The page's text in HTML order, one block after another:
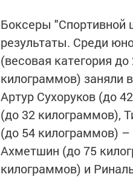
Боксеры "Спортивной
результаты. Среди
(весовая категория
килограммов) заняли
Артур Сухоруков (до
(до 32 килограммов),
(до 54 килограммов)
Ахметшин (до 75
килограммов) и